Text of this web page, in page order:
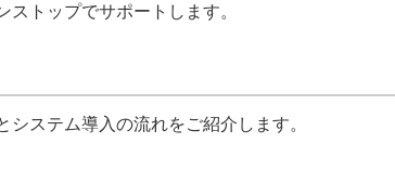
トップでサポートします。
ステム導入の流れをご紹介します。